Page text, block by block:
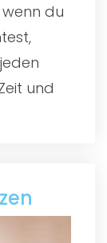
du
und